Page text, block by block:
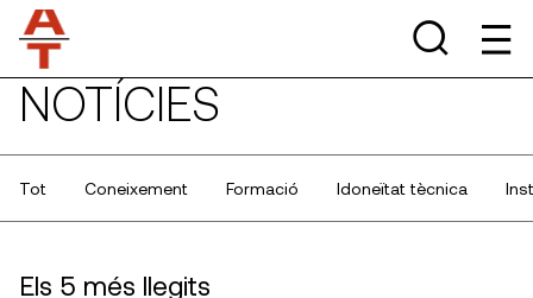
NOTÍCIES
Tot Coneixement Formació Idoneïtat tècnica
Els 5 més llegits